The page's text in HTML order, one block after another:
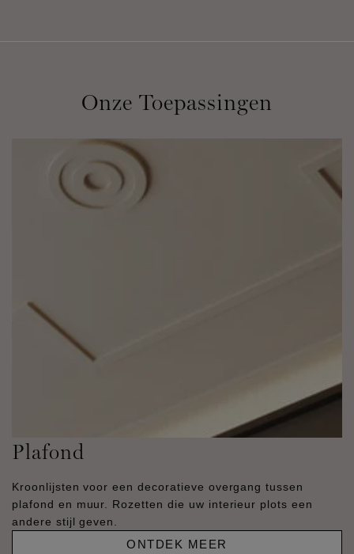
Onze Toepassingen
Plafond
Kroonlijsten voor een decoratieve overgang tussen
plafond en muur. Rozetten die uw interieur plots een
andere stijl geven.
ONTDEK MEER